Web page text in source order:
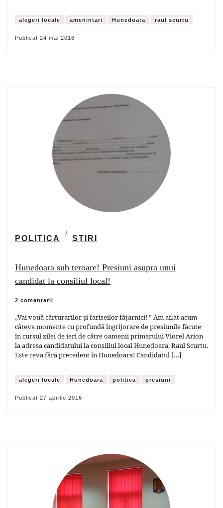
alegeri locale amenintari Hunedoara raul scurtu
Publicat 24 mai 2016
POLITICA STIRI
Hunedoara sub teroare! Presiuni asupra unui
candidat la consiliul local!
2 comentarii
„Vai vouă cărturarilor și fariseilor fățarnici! ” Am aflat acum
câteva momente cu profundă îngrijorare de presiunile făcute
în cursul zilei de ieri de către oamenii primarului Viorel Arion
la adresa candidatului la consiliul local Hunedoara, Raul Scurtu.
Este ceva fără precedent în Hunedoara! Candidatul […]
alegeri locale Hunedoara politica presiuni
Publicat 27 aprilie 2016